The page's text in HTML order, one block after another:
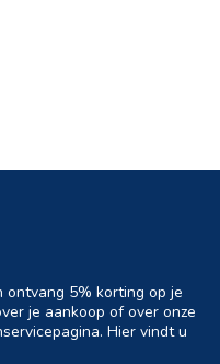
ontvang 5% korting op je
je aankoop of over onze
Hier vindt u